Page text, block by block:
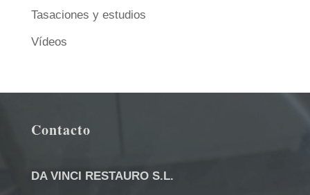
Tasaciones y estudios
Vídeos
Contacto
DA VINCI RESTAURO S.L.